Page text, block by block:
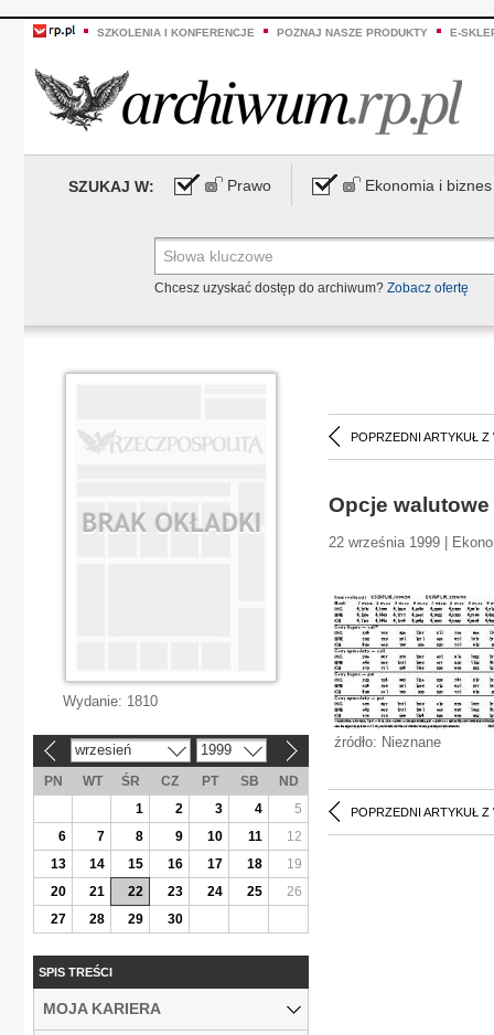
SZKOLENIA I KONFERENCJE POZNAJ NASZE PRODUKTY E-
SZUKAJ W: Prawo Ekonomia i biznes
Chcesz uzyskać dostęp do archiwum? Zobacz ofertę
POPRZEDNI ARTYKUŁ Z
Opcje walutowe
22 września 1999 |
źródło: Nieznane
POPRZEDNI ARTYKUŁ Z
Wydanie: 1810
wrzesień 1999
PN WT ŚR CZ PT SB
ND
1
2 3 4
5
6
7 8 9 10 11
12
13
14 15 16 17 18
19
20
21 22 23 24 25
26
27
28 29 30
SPIS TREŚCI
MOJA KARIERA